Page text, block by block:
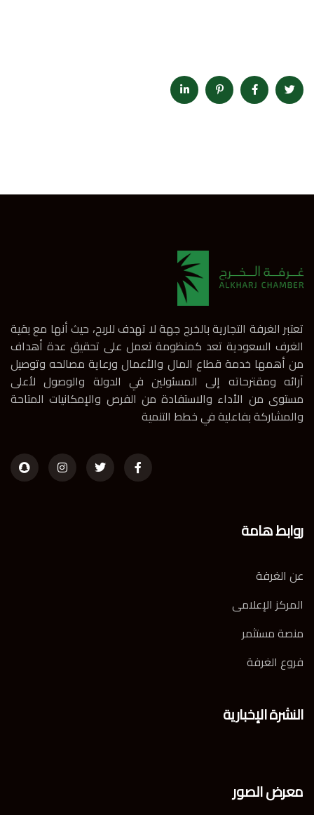
تعتبر الغرفة التجارية بالخرج جهة لا تهدف للربح، حيث أنها مع بقية
الغرف السعودية تعد كمنظومة تعمل على تحقيق عدة أهداف
من أهمها خدمة قطاع المال والأعمال ورعاية مصالحه وتوصيل
آرائه ومقترحاته إلى المسئولين في الدولة والوصول لأعلى
مستوى من الأداء والاستفادة من الفرص والإمكانيات المتاحة
والمشاركة بفاعلية في خطط التنمية
روابط هامة
عن الغرفة
المركز الإعلامى
منصة مستثمر
فروع الغرفة
النشرة الإخبارية
معرض الصور